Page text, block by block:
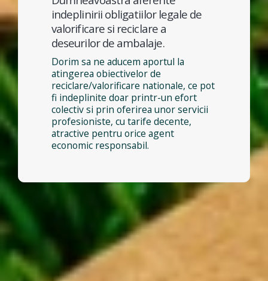
indeplinirii obligatiilor legale de
valorificare si reciclare a
deseurilor de ambalaje.
Dorim sa ne aducem aportul la
atingerea obiectivelor de
reciclare/valorificare nationale, ce pot
fi indeplinite doar printr-un efort
colectiv si prin oferirea unor servicii
profesioniste, cu tarife decente,
atractive pentru orice agent
economic responsabil.